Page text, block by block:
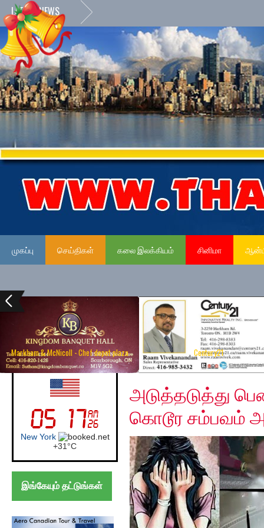
LATEST NEWS
முகப்பு செய்திகள் கலை இலக்கியம் சினிமா
Markham & McNicoll - Chef depot plaza Century21
UK (London)
London
+22°C
இங்கேயும் தட்டுங்கள்
Monday, December 9,
அடுத்தடுத்து
கொடூர சம்பவம்